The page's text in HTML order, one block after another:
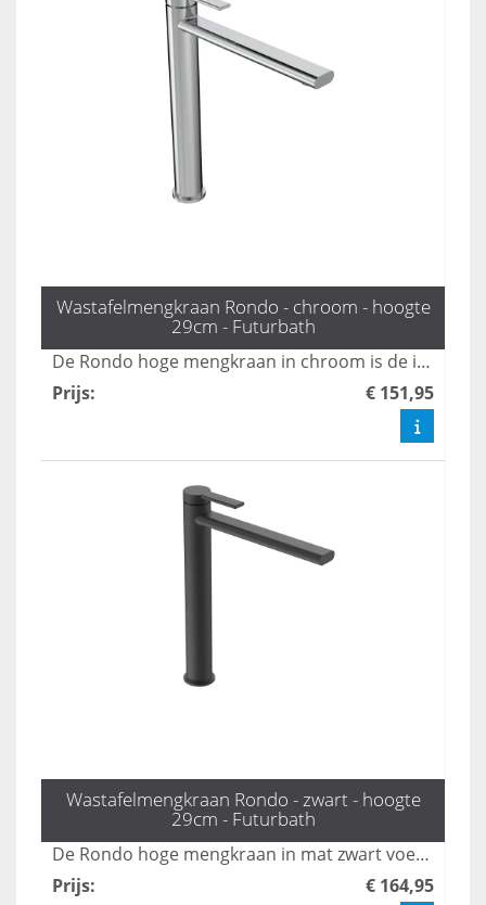
Wastafelmengkraan Rondo - chroom - hoogte
29cm - Futurbath
De Rondo hoge mengkraan in chroom is de ideale keuze voor opzetwastafels en diepe kommen, dankzij zijn indrukwekkende hoogte van 29 cm. Deze combinatie van stijl en functionaliteit maakt het een must-have voor elke moderne badkamer. Upgrade uw sanitair met deze elegante kraan die zowel praktische als esthetische voordelen biedt.
Prijs: € 151,95
Wastafelmengkraan Rondo - zwart - hoogte
29cm - Futurbath
De Rondo hoge mengkraan in mat zwart voegt een krachtig statement toe aan uw badkamer met zijn strakke en moderne ontwerp. Met een hoogte van 29 cm is deze kraan perfect afgestemd op hedendaagse badkamerstijlen en biedt hij zowel functionaliteit als stijl. Transformeer uw badkamer met deze eigentijdse en stijlvolle mengkraan die zowel esthetisch als praktisch is.
Prijs: € 164,95